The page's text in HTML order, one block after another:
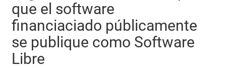
que el software
financiaciado públicamente
se publique como Software
Libre